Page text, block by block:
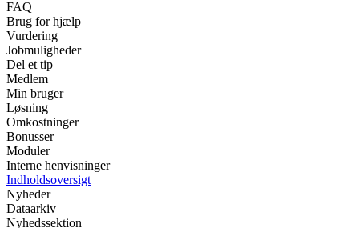
FAQ
Brug for hjælp
Vurdering
Jobmuligheder
Del et tip
Medlem
Min bruger
Løsning
Omkostninger
Bonusser
Moduler
Interne henvisninger
Indholdsoversigt
Nyheder
Dataarkiv
Nyhedssektion